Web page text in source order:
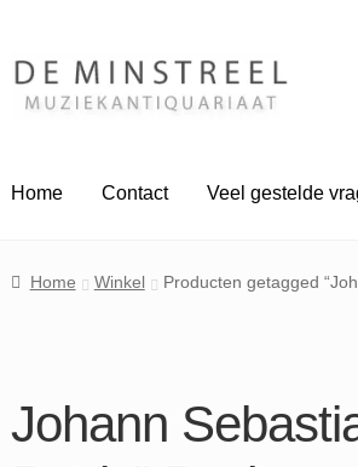
Ga
door
Ga
naar
Home
Contact Veel gestelde
Home Winkel Producten getagged
Johann